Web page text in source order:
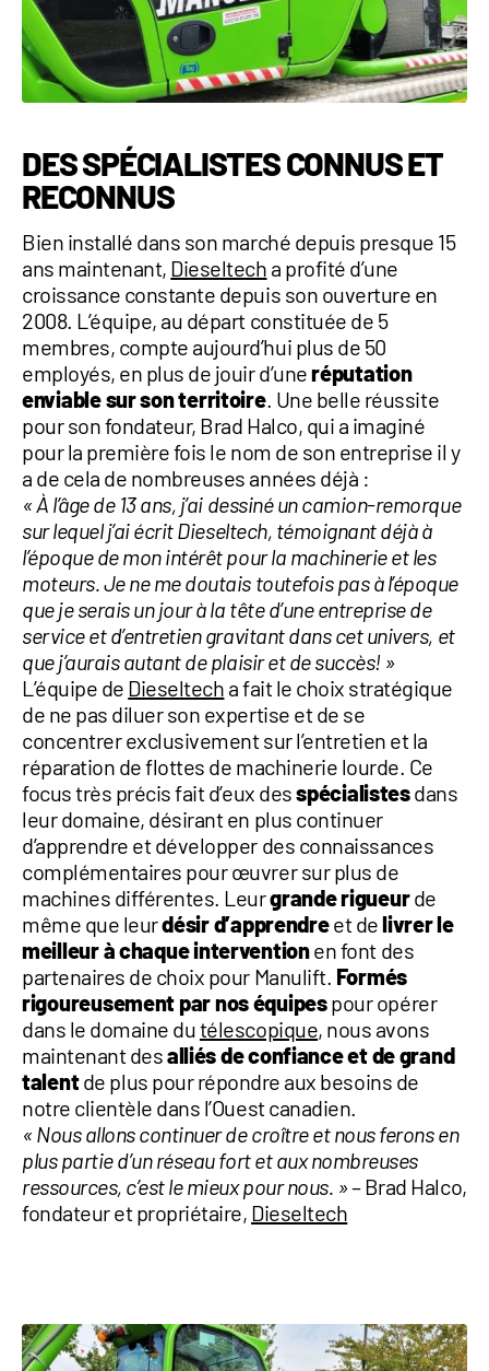
DES SPÉCIALISTES CONNUS ET
RECONNUS
Bien installé dans son marché depuis presque 15
ans maintenant, Dieseltech a profité d’une
croissance constante depuis son ouverture en
2008. L’équipe, au départ constituée de 5
membres, compte aujourd’hui plus de 50
employés, en plus de jouir d’uneréputation
enviable sur son territoire. Une belle réussite
pour son fondateur, Brad Halco, qui a imaginé
pour la première fois le nom de son entreprise il y
a de cela de nombreuses années déjà :
« À l’âge de 13 ans, j’ai dessiné un camion-remorque
sur lequel j’ai écrit Dieseltech, témoignant déjà à
l’époque de mon intérêt pour la machinerie et les
moteurs. Je ne me doutais toutefois pas à l’époque
que je serais un jour à la tête d’une entreprise de
service et d’entretien gravitant dans cet univers, et
que j’aurais autant de plaisir et de succès! »
L’équipe de Dieseltech a fait le choix stratégique
de ne pas diluer son expertise et de se
concentrer exclusivement sur l’entretien et la
réparation de flottes de machinerie lourde. Ce
focus très précis fait d’eux desspécialistesdans
leur domaine, désirant en plus continuer
d’apprendre et développer des connaissances
complémentaires pour œuvrer sur plus de
machines différentes. Leurgrande rigueurde
même que leurdésir d’apprendreet delivrer le
meilleur à chaque interventionen font des
partenaires de choix pour Manulift. Formés
rigoureusement par nos équipespour opérer
dans le domaine dutélescopique, nous avons
maintenant desalliés de confiance et de grand
talentde plus pour répondre aux besoins de
notre clientèle dans l’Ouest canadien.
« Nous allons continuer de croître et nous ferons en
plus partie d’un réseau fort et aux nombreuses
ressources, c’est le mieux pour nous. »– Brad Halco,
fondateur et propriétaire, Dieseltech